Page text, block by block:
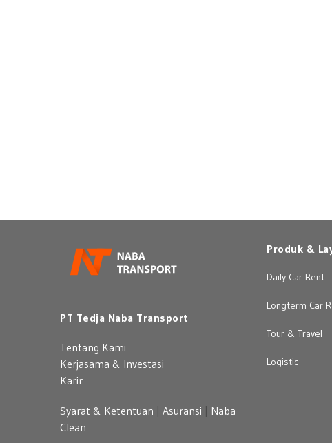
PT Tedja Naba Transport
Tentang Kami
Kerjasama & Investasi
Karir
Syarat & Ketentuan Asuransi
Naba
Clean
Produk &
Daily Car Rent
Longterm Car
Tour & Travel
Logistic